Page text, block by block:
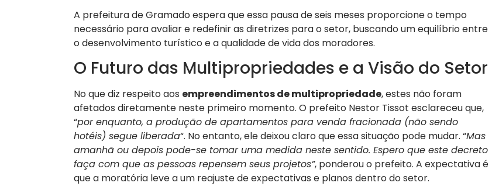
A prefeitura de Gramado espera que essa pausa de seis meses proporcione o tempo
necessário para avaliar e redefinir as diretrizes para o setor, buscando um equilíbrio entre
o desenvolvimento turístico e a qualidade de vida dos moradores.
O Futuro das Multipropriedades e a Visão do Setor
No que diz respeito aos empreendimentos de multipropriedade, estes não foram
afetados diretamente neste primeiro momento. O prefeito Nestor Tissot esclareceu que,
“por enquanto, a produção de apartamentos para venda fracionada (não sendo
hotéis) segue liberada“. No entanto, ele deixou claro que essa situação pode mudar. “Mas
amanhã ou depois pode-se tomar uma medida neste sentido. Espero que este decreto
faça com que as pessoas repensem seus projetos”, ponderou o prefeito. A expectativa é
que a moratória leve a um reajuste de expectativas e planos dentro do setor.